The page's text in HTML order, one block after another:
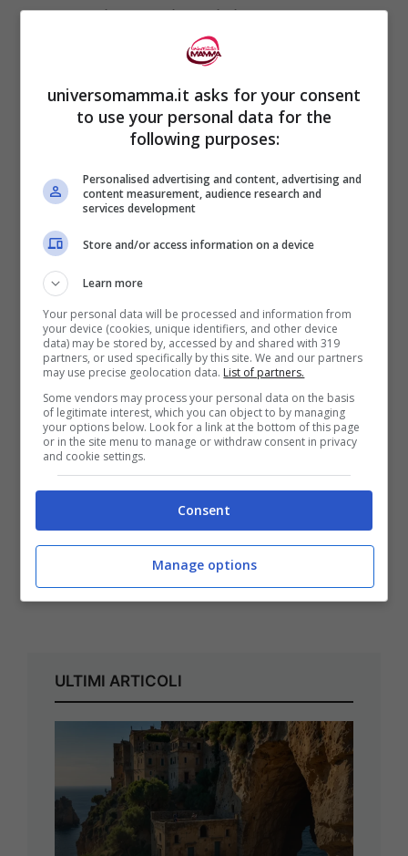
della bugia o ne siete vittime?
ULTIMI ARTICOLI
universomamma.it asks for your consent
to use your personal data for the
following purposes:
Personalised advertising and content, advertising and
content measurement, audience research and
services development
Store and/or access information on a device
Learn more
Your personal data will be processed and information from
your device (cookies, unique identifiers, and other device
data) may be stored by, accessed by and shared with 319
partners, or used specifically by this site. We and our partners
may use precise geolocation data. List of partners.
Some vendors may process your personal data on the basis
of legitimate interest, which you can object to by managing
your options below. Look for a link at the bottom of this page
or in the site menu to manage or withdraw consent in privacy
and cookie settings.
Consent
Manage options